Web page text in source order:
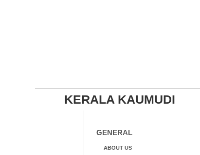
KERALA KAUMUDI
GENERAL
ABOUT US